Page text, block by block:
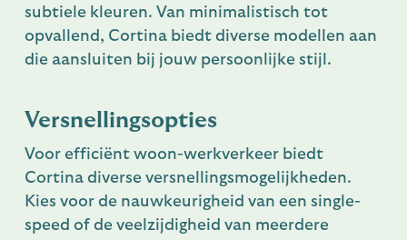
subtiele kleuren. Van minimalistisch tot
opvallend, Cortina biedt diverse modellen aan
die aansluiten bij jouw persoonlijke stijl.
Versnellingsopties
Voor efficiënt woon-werkverkeer biedt
Cortina diverse versnellingsmogelijkheden.
Kies voor de nauwkeurigheid van een single-
speed of de veelzijdigheid van meerdere